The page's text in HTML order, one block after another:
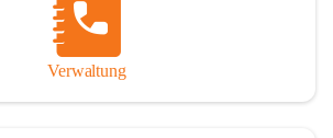
Verwaltung